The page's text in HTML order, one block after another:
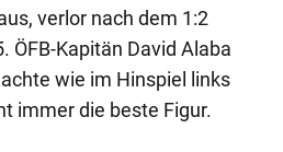
verlor nach dem 1:2
ÖFB-Kapitän David Alaba
wie im Hinspiel links
immer die beste Figur.